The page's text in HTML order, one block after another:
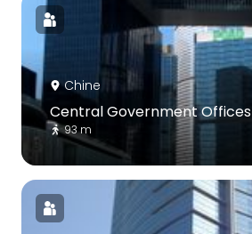
Chine
Central Government Offices
93 m